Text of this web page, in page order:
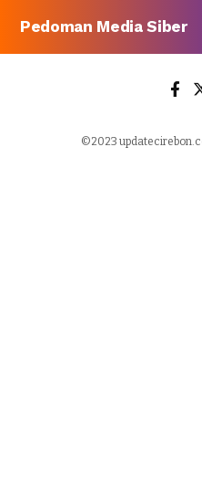
Pedoman Media Siber
©2023